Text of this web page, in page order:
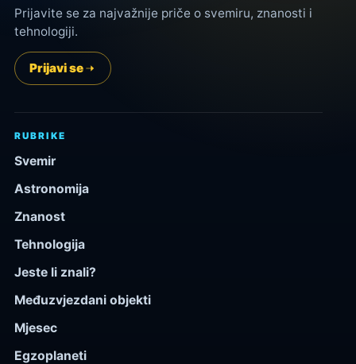
Prijavite se za najvažnije priče o svemiru, znanosti i
tehnologiji.
Prijavi se
RUBRIKE
Svemir
Astronomija
Znanost
Tehnologija
Jeste li znali?
Međuzvjezdani objekti
Mjesec
Egzoplaneti